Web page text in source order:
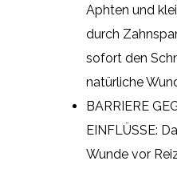
Aphten und
durch
sofort den
natürliche
BARRIERE
EINFLÜSSE:
Wunde vor